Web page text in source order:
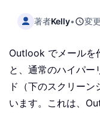
著者Kelly• 変
Outlook でメールを
と、通常のハイパー
ド（下のスクリー
います。これは、